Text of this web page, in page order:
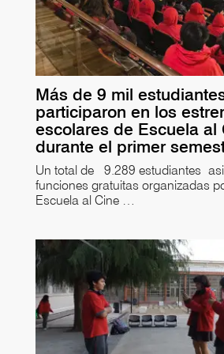
Más de 9 mil
participaron en los
escolares de Escuela al
durante el primer
Un total de 9.289 estudiantes
funciones gratuitas organizadas
Escuela al Cine …